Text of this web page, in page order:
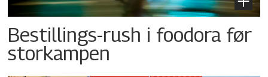
Bestillings-rush i foodora før
storkampen